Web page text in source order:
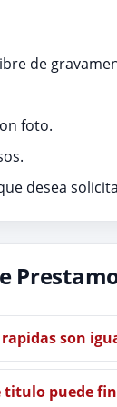
de
foto.
desea
son
titulo puede